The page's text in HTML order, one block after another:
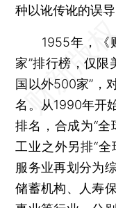
种以讹传讹的误导
1955年，《财
家”排行榜，仅限
国以外500家”，
名。从1990年开
排名，合成为“
工业之外另排“
服务业再划分为
储蓄机构、人寿